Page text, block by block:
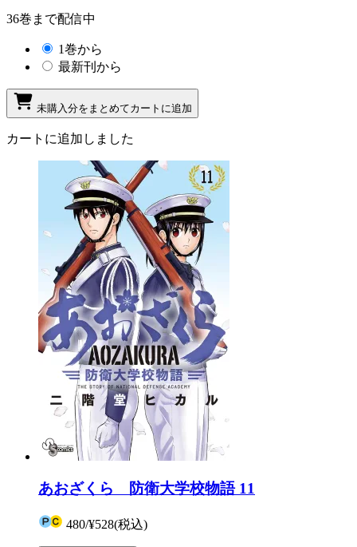
36巻まで配信中
1巻から
最新刊から
未購入分をまとめてカートに追加
カートに追加しました
あおざくら 防衛大学校物語 11
480/¥528(税込)